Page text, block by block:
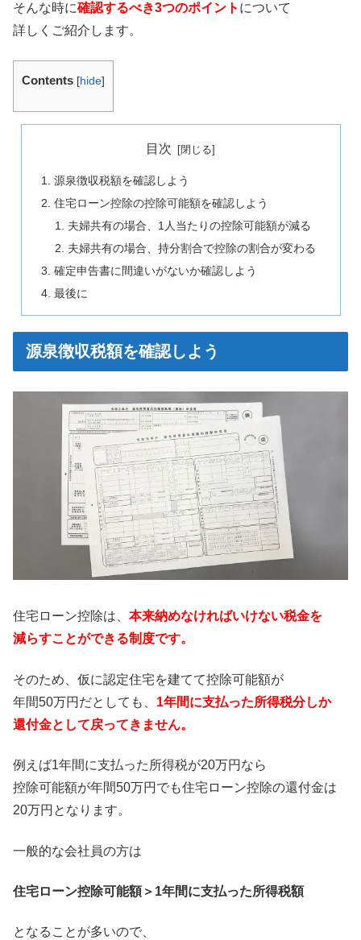
そんな時に確認するべき3つのポイント について
詳しくご紹介します。
Contents [hide]
目次
源泉徴収税額を確認しよう
住宅ローン控除の控除可能額を確認しよう
夫婦共有の場合、1人当たりの控除可能額が減る
夫婦共有の場合、持分割合で控除の割合が変わる
確定申告書に間違いがないか確認しよう
最後に
源泉徴収税額を確認しよう
住宅ローン控除は、 本来納めなければいけない税金を
減らすことができる制度です。
そのため、仮に認定住宅を建てて控除可能額が
年間50万円だとしても、 1年間に支払った所得税分しか
還付金として戻ってきません。
例えば1年間に支払った所得税が20万円なら
控除可能額が年間50万円でも住宅ローン控除の還付金は
20万円となります。
一般的な会社員の方は
住宅ローン控除可能額＞1年間に支払った所得税額
となることが多いので、